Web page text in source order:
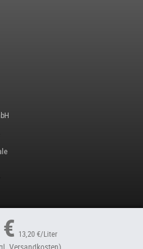
13,20 €/Liter
Form.